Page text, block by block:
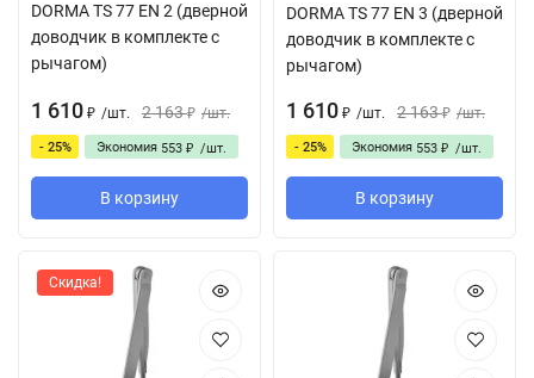
DORMA TS 77 EN 2 (дверной
доводчик в комплекте с
рычагом)
1 610 ₽ /шт. 2 163 ₽ /шт.
- 25% Экономия 553 ₽ /шт.
В корзину
DORMA TS 77 EN 3 (дверной
доводчик в комплекте с
рычагом)
1 610 ₽ /шт. 2 163 ₽ /шт.
- 25% Экономия 553 ₽ /шт.
В корзину
Скидка!